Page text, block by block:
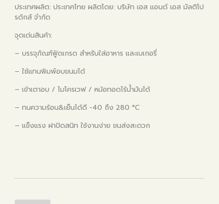
ประเทศผลิต: ประเทศไทย ผลิตโดย: บริษัท เอส แอนด์ เอส มัลติโป
รดักส์ จำกัด
จุดเด่นสินค้า:
– บรรจุภัณฑ์ฟู้ดเกรด สำหรับใส่อาหาร และเบเกอรี่
– ใช้แทนพิมพ์อบขนมได้
– เข้าเตาอบ / ไมโครเวฟ / หม้อทอดไร้น้ำมันได้
– ทนความร้อน&เย็นได้ดี -40 ถึง 280 °C
– แข็งแรง ฝาปิดสนิท ใช้งานง่าย ขนส่งสะดวก